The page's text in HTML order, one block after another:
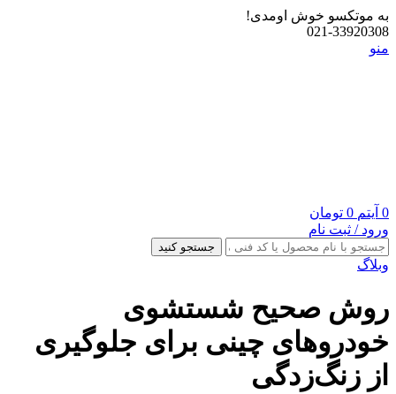
به موتکسو خوش اومدی!
021-33920308
منو
0 آیتم 0 تومان
ورود / ثبت نام
جستجو کنید
وبلاگ
روش صحیح شستشوی
خودروهای چینی برای جلوگیری
از زنگ‌زدگی